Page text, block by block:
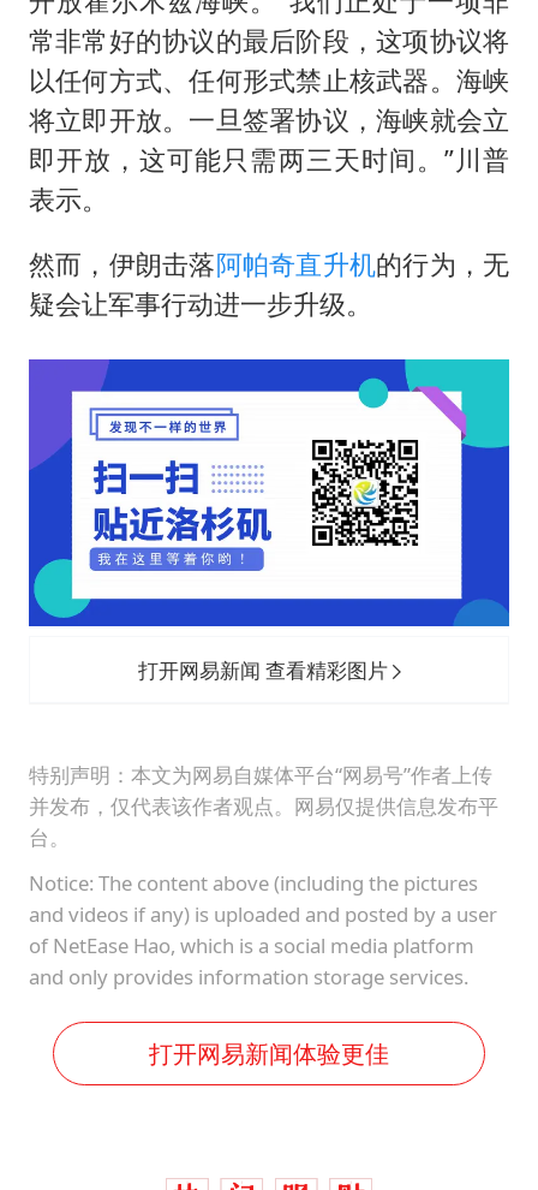
常非常好的协议的最后阶段，这项协议将
以任何方式、任何形式禁止核武器。海峡
将立即开放。一旦签署协议，海峡就会立
即开放，这可能只需两三天时间。”川普
表示。
然而，伊朗击落阿帕奇直升机的行为，无
疑会让军事行动进一步升级。
打开网易新闻 查看精彩图片
特别声明：本文为网易自媒体平台“网易号”作者上传
并发布，仅代表该作者观点。网易仅提供信息发布平
台。
Notice: The content above (including the pictures
and videos if any) is uploaded and posted by a user
of NetEase Hao, which is a social media platform
and only provides information storage services.
打开网易新闻体验更佳